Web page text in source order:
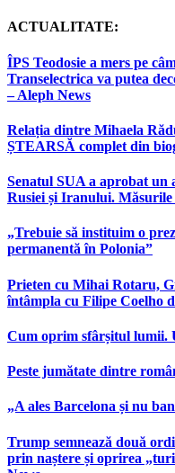
ACTUALITATE:
ÎPS Teodosie a mers pe
Transelectrica va putea
– Aleph News
Relația dintre Mihaela
ȘTEARSĂ complet din
Senatul SUA a aprobat un
Rusiei și Iranului.
„Trebuie să instituim o
permanentă în Polonia”
Prieten cu Mihai Rotaru,
întâmpla cu Filipe Coelho
Cum oprim sfârșitul lumii.
Peste jumătate dintre
„A ales Barcelona și nu
Trump semnează două
prin naștere și oprirea